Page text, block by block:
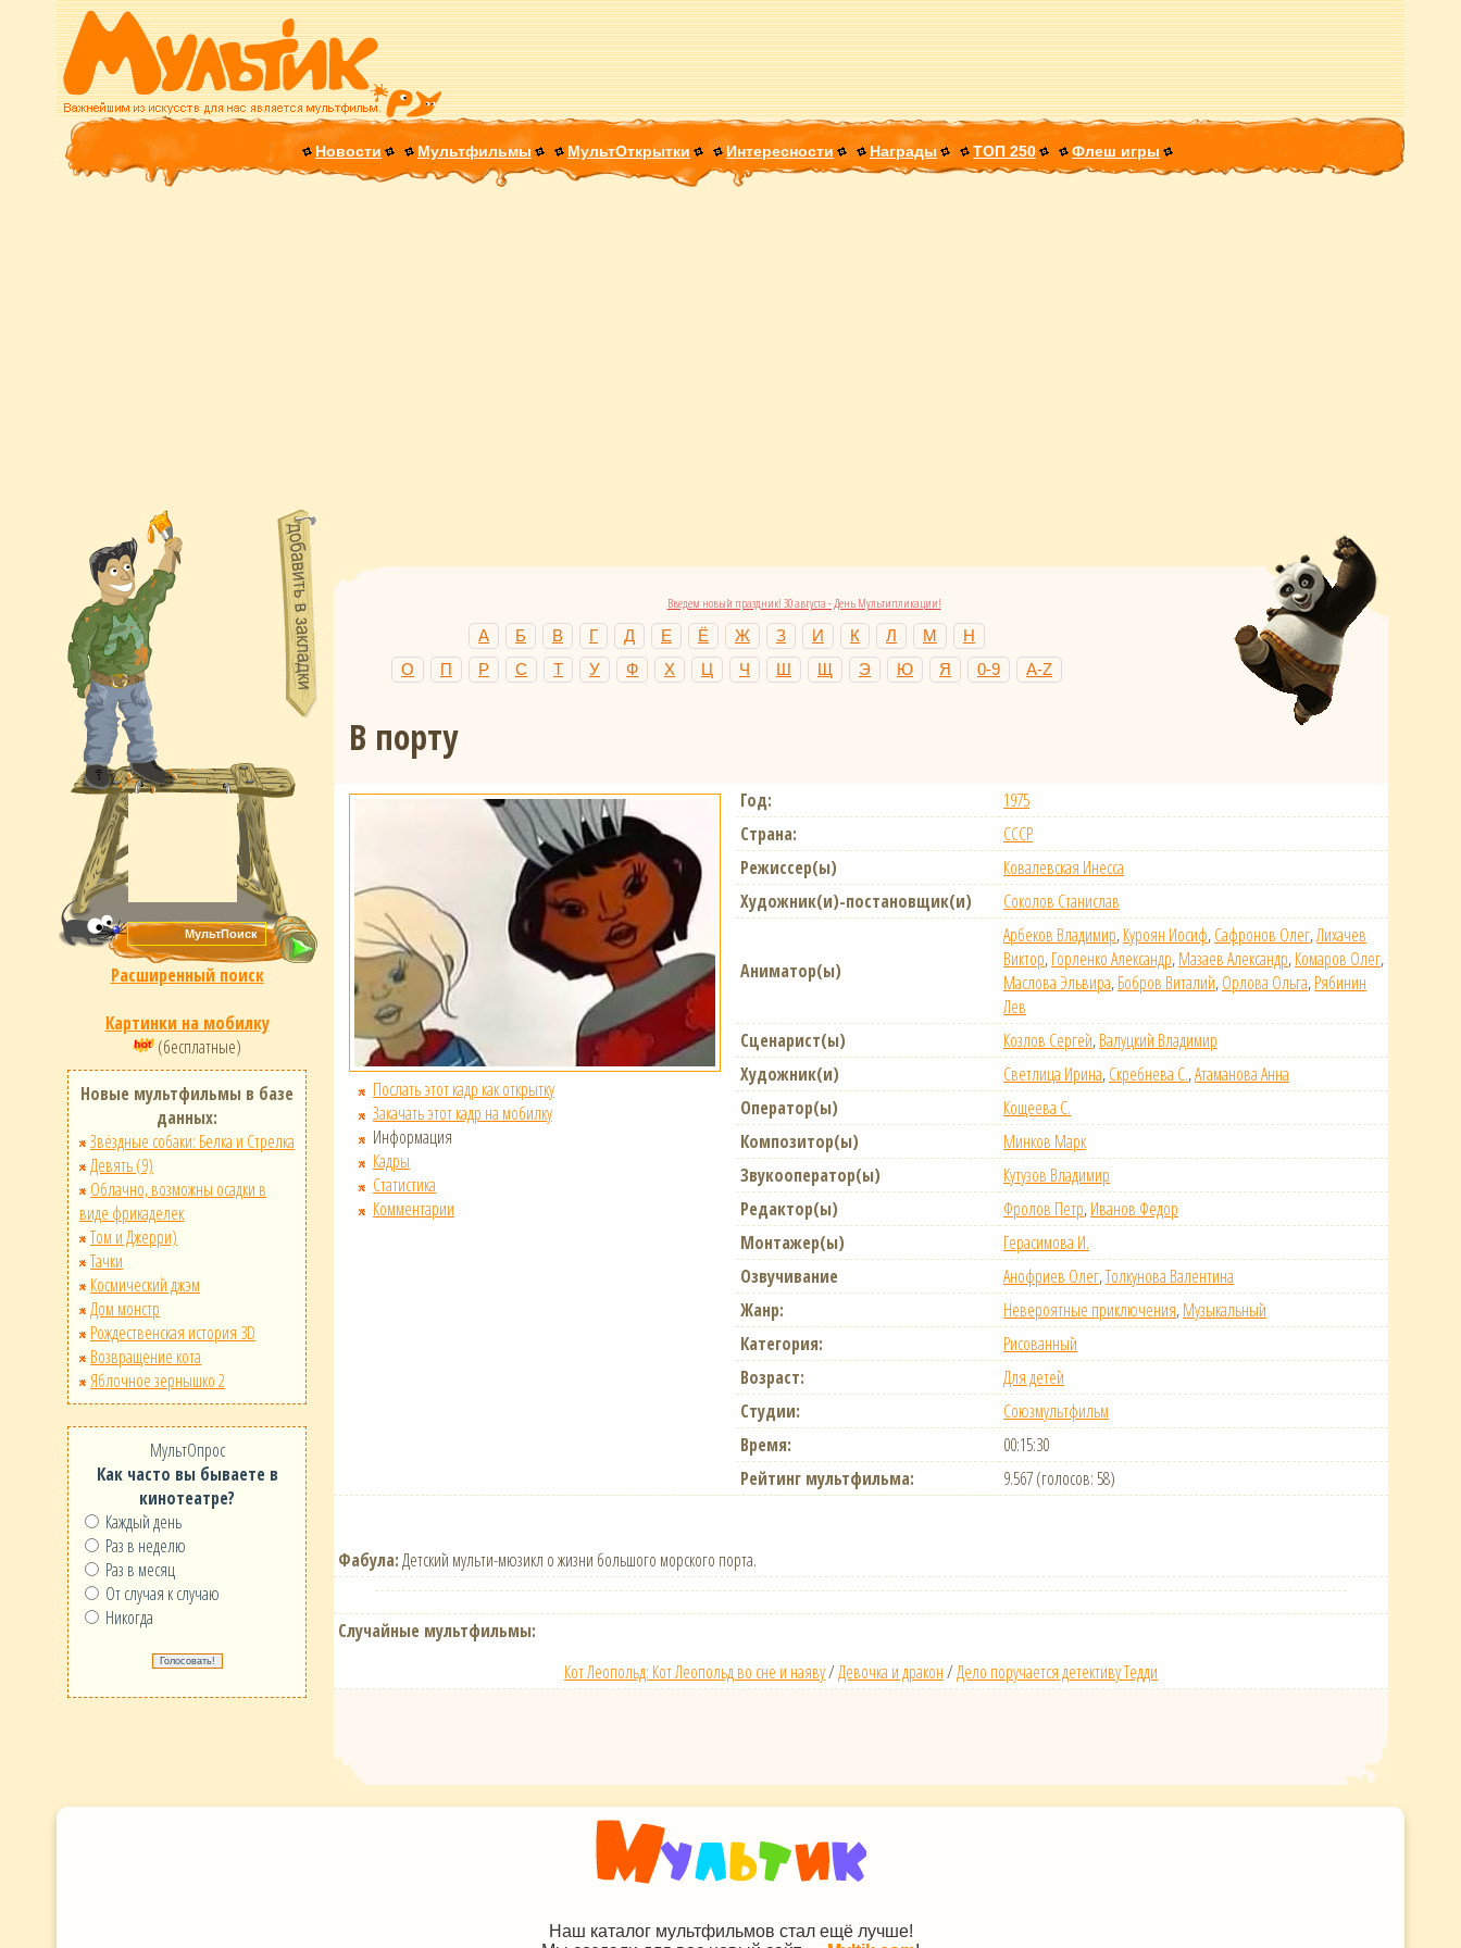
Новости Мультфильмы МультОткрытки Интересности Награды ТОП 250 Флеш игры
Расширенный поиск
Картинки на мобилку
(бесплатные)
Новые мультфильмы в базе
данных:
Звёздные собаки: Белка и Стрелка
Девять (9)
Облачно, возможны осадки в
виде фрикаделек
Том и Джерри)
Тачки
Космический джэм
Дом монстр
Рождественская история 3D
Возвращение кота
Яблочное зернышко 2
МультОпрос
Как часто вы бываете в
кинотеатре?
Каждый день
Раз в неделю
Раз в месяц
От случая к случаю
Никогда
Введем новый праздник! 30 августа - День Мультипликации!
А Б В Г Д Е Ё Ж З И К Л М
Н
О
П Р С Т У Ф Х Ц Ч Ш Щ Э Ю Я 0-9 A-Z
В порту
Послать этот кадр как открытку
Закачать этот кадр на мобилку
Информация
Кадры
Статистика
Комментарии
Год:
1975
Страна:
СССР
Режиссер(ы)
Ковалевская Инесса
Художник(и)-постановщик(и)
Соколов Станислав
Аниматор(ы)
Арбеков Владимир,Куроян Иосиф,Сафронов Олег,Лихачев
Виктор,Горленко Александр,Мазаев Александр,Комаров Олег,
Маслова Эльвира,Бобров Виталий,Орлова Ольга,Рябинин
Лев
Сценарист(ы)
Козлов Сергей,Валуцкий Владимир
Художник(и)
Светлица Ирина,Скребнева С.,Атаманова Анна
Оператор(ы)
Кощеева С.
Композитор(ы)
Минков Марк
Звукооператор(ы)
Кутузов Владимир
Редактор(ы)
Фролов Петр,Иванов Федор
Монтажер(ы)
Герасимова И.
Озвучивание
Анофриев Олег,Толкунова Валентина
Жанр:
Невероятные приключения,Музыкальный
Категория:
Рисованный
Возраст:
Для детей
Студии:
Союзмультфильм
Время:
00:15:30
Рейтинг мультфильма:
9.567 (голосов: 58)
Фабула:Детский мульти-мюзикл о жизни большого морского порта.
Случайные мультфильмы:
Кот Леопольд: Кот Леопольд во сне и наяву/Девочка и дракон/Дело поручается детективу Тедди
Наш каталог мультфильмов стал ещё лучше!